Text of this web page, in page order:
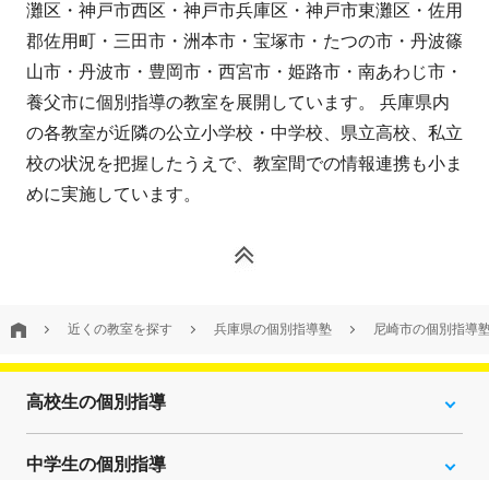
灘区・神戸市西区・神戸市兵庫区・神戸市東灘区・佐用
郡佐用町・三田市・洲本市・宝塚市・たつの市・丹波篠
山市・丹波市・豊岡市・西宮市・姫路市・南あわじ市・
養父市に個別指導の教室を展開しています。 兵庫県内
の各教室が近隣の公立小学校・中学校、県立高校、私立
校の状況を把握したうえで、教室間での情報連携も小ま
めに実施しています。
近くの教室を探す 兵庫県の個別指導塾 尼崎市の個別指導
高校生の個別指導
中学生の個別指導